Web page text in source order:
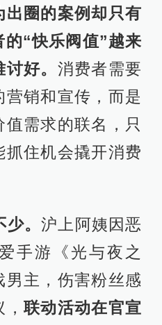
圈的案例却只有
“快乐阀值”越来
好。 消费者需要
销和宣传，而是
需求的联名，只
住机会撬开消费
少。沪上阿姨因恶
手游《光与夜之
主，伤害粉丝感
，联动活动在官宣